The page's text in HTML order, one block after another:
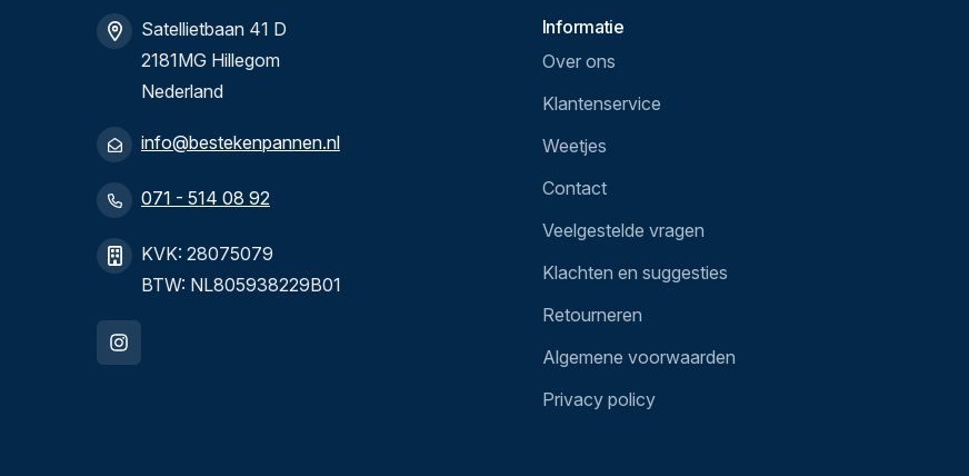
Satellietbaan 41 D
2181MG Hillegom
Nederland
info@bestekenpannen.nl
071 - 514 08 92
KVK: 28075079
BTW: NL805938229B01
Informatie
Over ons
Klantenservice
Weetjes
Contact
Veelgestelde vragen
Klachten en suggesties
Retourneren
Algemene voorwaarden
Privacy policy